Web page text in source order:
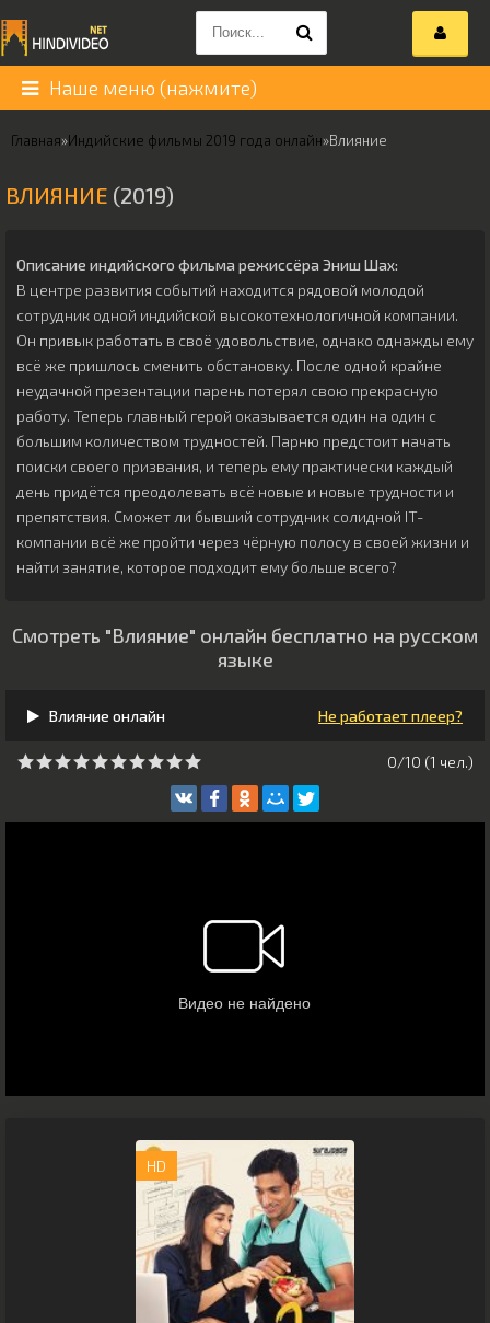
Наше меню (нажмите)
Главная»Индийские фильмы 2019 года онлайн»Влияние
ВЛИЯНИЕ (2019)
Описание индийского фильма режиссёра Эниш Шах:
В центре развития событий находится рядовой молодой
сотрудник одной индийской высокотехнологичной компании.
Он привык работать в своё удовольствие, однако однажды ему
всё же пришлось сменить обстановку. После одной крайне
неудачной презентации парень потерял свою прекрасную
работу. Теперь главный герой оказывается один на один с
большим количеством трудностей. Парню предстоит начать
поиски своего призвания, и теперь ему практически каждый
день придётся преодолевать всё новые и новые трудности и
препятствия. Сможет ли бывший сотрудник солидной IT-
компании всё же пройти через чёрную полосу в своей жизни и
найти занятие, которое подходит ему больше всего?
Смотреть "Влияние" онлайн бесплатно на русском
языке
Влияние онлайн Не работает плеер?
0/10 (1 чeл.)
HD